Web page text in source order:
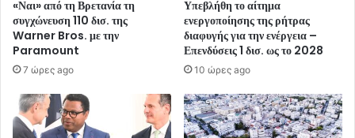
«Ναι» από τη Βρετανία τη
συγχώνευση 110 δισ. της
Warner Bros. με την
Paramount
7 ώρες ago
Υπεβλήθη το αίτημα
ενεργοποίησης της ρήτρας
διαφυγής για την ενέργεια –
Επενδύσεις 1 δισ. ως το 2028
10 ώρες ago